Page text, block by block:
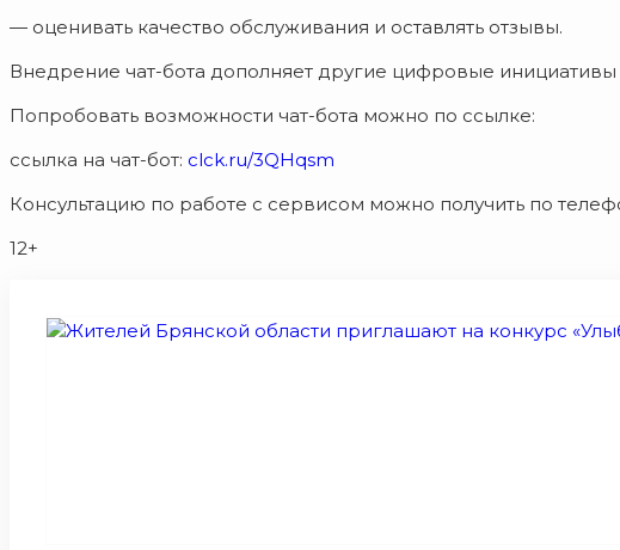
— оценивать качество обслуживания и оставлять отзывы.
Внедрение чат-бота дополняет другие цифровые
Попробовать возможности чат-бота можно по ссылке:
ссылка на чат-бот: clck.ru/3QHqsm
Консультацию по работе с сервисом можно получить по
12+